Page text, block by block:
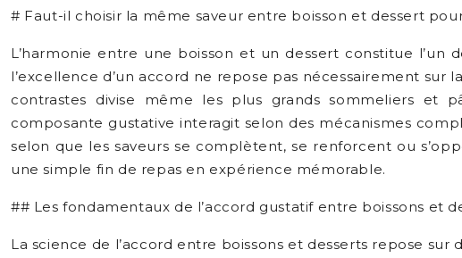
# Faut-il choisir la même saveur entre boisson et dessert
L’harmonie entre une boisson et un dessert constitue l’un
l’excellence d’un accord ne repose pas nécessairement sur
contrastes divise même les plus grands sommeliers et
composante gustative interagit selon des mécanismes
selon que les saveurs se complètent, se renforcent ou
une simple fin de repas en expérience mémorable.
## Les fondamentaux de l’accord gustatif entre boissons et
La science de l’accord entre boissons et desserts repose